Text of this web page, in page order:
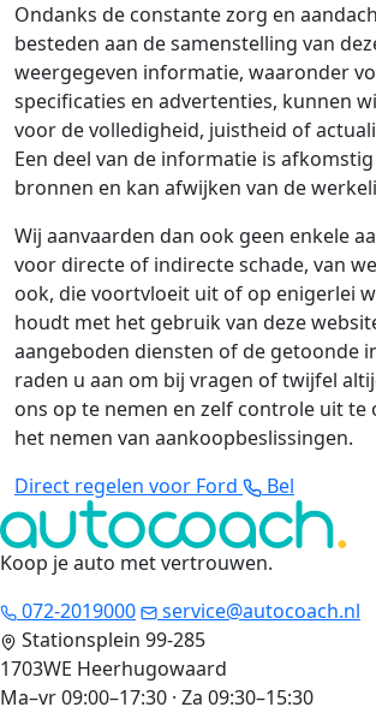
Ondanks de constante zorg en
besteden aan de samenstelling van
weergegeven informatie, waaronder
specificaties en advertenties, kunnen
voor de volledigheid, juistheid of
Een deel van de informatie is
bronnen en kan afwijken van de
Wij aanvaarden dan ook geen enkele
voor directe of indirecte schade, van
ook, die voortvloeit uit of op enigerlei
houdt met het gebruik van deze
aangeboden diensten of de getoonde
raden u aan om bij vragen of twijfel
ons op te nemen en zelf controle uit te
het nemen van aankoopbeslissingen.
Direct regelen voor Ford
Bel
Koop je auto met vertrouwen.
072-2019000
service@autocoach.nl
Stationsplein 99-285
1703WE Heerhugowaard
Ma–vr 09:00–17:30 · Za 09:30–15:30